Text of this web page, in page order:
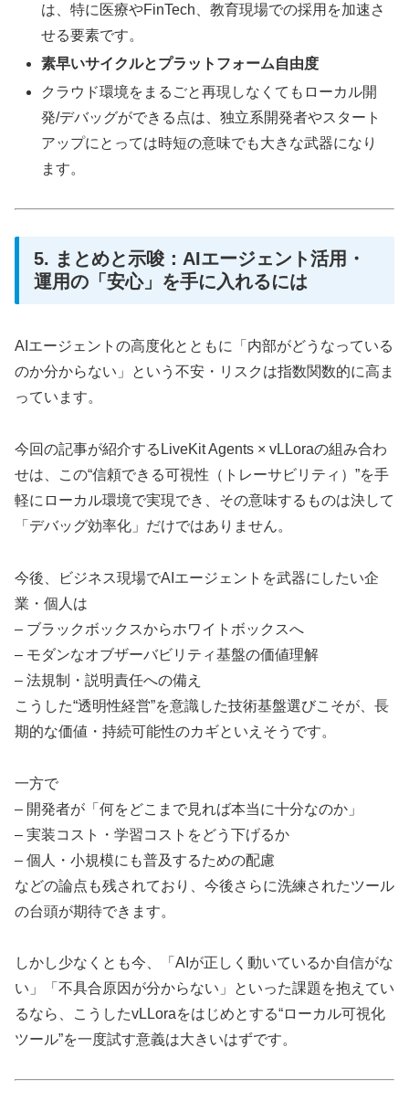
は、特に医療やFinTech、教育現場での採用を加速さ
せる要素です。
素早いサイクルとプラットフォーム自由度
クラウド環境をまるごと再現しなくてもローカル開
発/デバッグができる点は、独立系開発者やスタート
アップにとっては時短の意味でも大きな武器になり
ます。
5. まとめと示唆：AIエージェント活用・
運用の「安心」を手に入れるには
AIエージェントの高度化とともに「内部がどうなっている
のか分からない」という不安・リスクは指数関数的に高ま
っています。
今回の記事が紹介するLiveKit Agents × vLLoraの組み合わ
せは、この“信頼できる可視性（トレーサビリティ）”を手
軽にローカル環境で実現でき、その意味するものは決して
「デバッグ効率化」だけではありません。
今後、ビジネス現場でAIエージェントを武器にしたい企
業・個人は
– ブラックボックスからホワイトボックスへ
– モダンなオブザーバビリティ基盤の価値理解
– 法規制・説明責任への備え
こうした“透明性経営”を意識した技術基盤選びこそが、長
期的な価値・持続可能性のカギといえそうです。
一方で
– 開発者が「何をどこまで見れば本当に十分なのか」
– 実装コスト・学習コストをどう下げるか
– 個人・小規模にも普及するための配慮
などの論点も残されており、今後さらに洗練されたツール
の台頭が期待できます。
しかし少なくとも今、「AIが正しく動いているか自信がな
い」「不具合原因が分からない」といった課題を抱えてい
るなら、こうしたvLLoraをはじめとする“ローカル可視化
ツール”を一度試す意義は大きいはずです。